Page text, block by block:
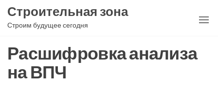
Перейти
Строительная зона
Строим будущее сегодня
Расшифровка анализа
на ВПЧ